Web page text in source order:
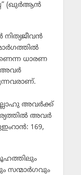
(ഖുര്‍ആന്‍
നിത്യജീവന്‍
ധാരണ
അവര്‍
അവര്‍ക്ക്
അവര്‍
169,
സന്മാര്‍ഗവും